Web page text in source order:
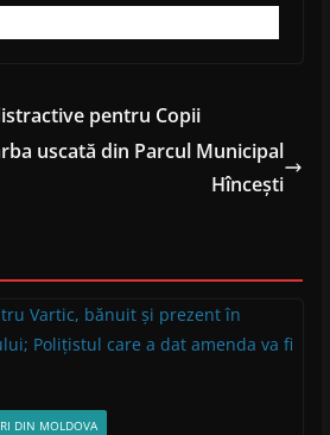
pentru Copii
uscată din Parcul Municipal
Hîncești
DIN MOLDOVA